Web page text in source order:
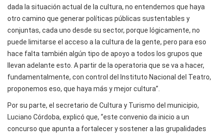
dada la situación actual de la cultura, no entendemos que haya
otro camino que generar políticas públicas sustentables y
conjuntas, cada uno desde su sector, porque lógicamente, no
puede limitarse el acceso a la cultura de la gente, pero para eso
hace falta también algún tipo de apoyo a todos los grupos que
llevan adelante esto. A partir de la operatoria que se va a hacer,
fundamentalmente, con control del Instituto Nacional del Teatro,
proponemos eso, que haya más y mejor cultura”.
Por su parte, el secretario de Cultura y Turismo del municipio,
Luciano Córdoba, explicó que, “este convenio da inicio a un
concurso que apunta a fortalecer y sostener a las grupalidades